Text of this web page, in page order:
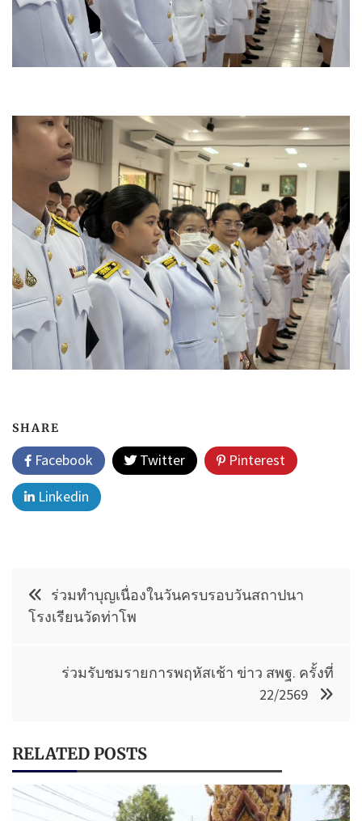
SHARE
Facebook Twitter
Pinterest
Linkedin
แนะแนว
เรื่อง
ร่วมทำบุญเนื่องในวันครบรอบวันสถาปนา
โรงเรียนวัดท่าโพ
ร่วมรับชมรายการพฤหัสเช้า ข่าว สพฐ. ครั้งที่
22/2569
RELATED POSTS